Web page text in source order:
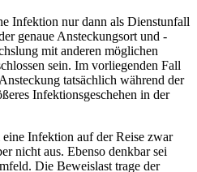
Infektion nur dann als Dienstunfall
genaue Ansteckungsort und -
mit anderen möglichen
sein. Im vorliegenden Fall
tatsächlich während der
Infektionsgeschehen in der
Infektion auf der Reise zwar
nicht aus. Ebenso denkbar sei
Die Beweislast trage der